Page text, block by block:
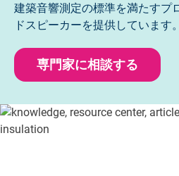
建築音響測定の標準を満たすプ
ドスピーカーを提供しています。
専門家に相談する